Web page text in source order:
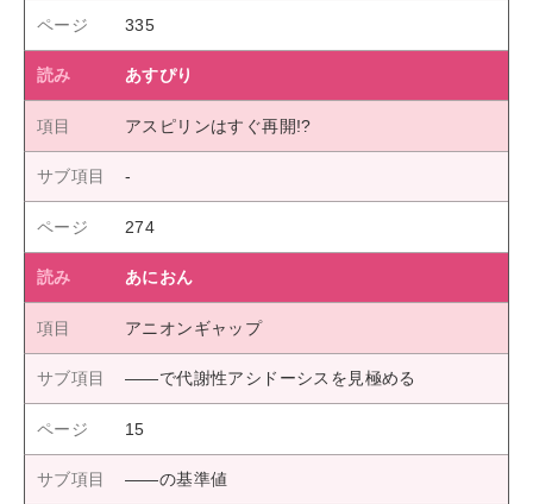
335
あすぴり
アスピリンはすぐ再開!?
274
あにおん
アニオンギャップ
――で代謝性アシドーシスを見極める
15
――の基準値